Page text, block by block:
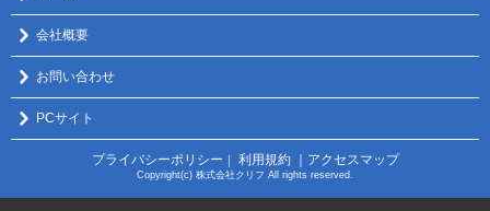
会社概要
お問い合わせ
PCサイト
プライバシーポリシー ｜ 利用規約 ｜アクセスマップ
Copyright(c) 株式会社クリフ All rights reserved.